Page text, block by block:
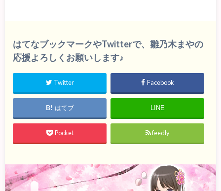
はてなブックマークやTwitterで、雛乃木まやの
応援よろしくお願いします♪
Twitter Facebook
はてブ LINE
Pocket feedly